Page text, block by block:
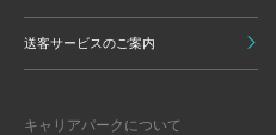
送客サービスのご案内
キャリアパークについて